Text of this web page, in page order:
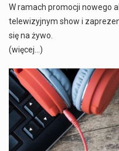
W ramach promocji nowego
telewizyjnym show i
się na żywo.
(więcej…)